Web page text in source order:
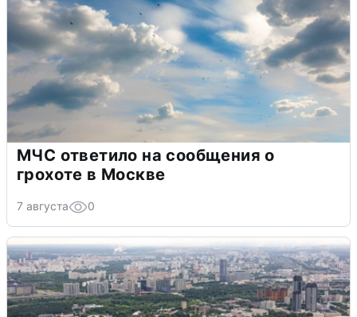
МЧС ответило на сообщения о
грохоте в Москве
7 августа 0